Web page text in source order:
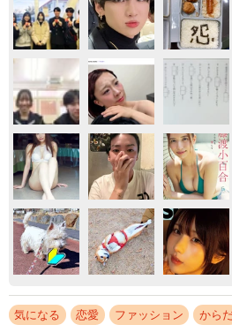
気になる 恋愛 ファッション から